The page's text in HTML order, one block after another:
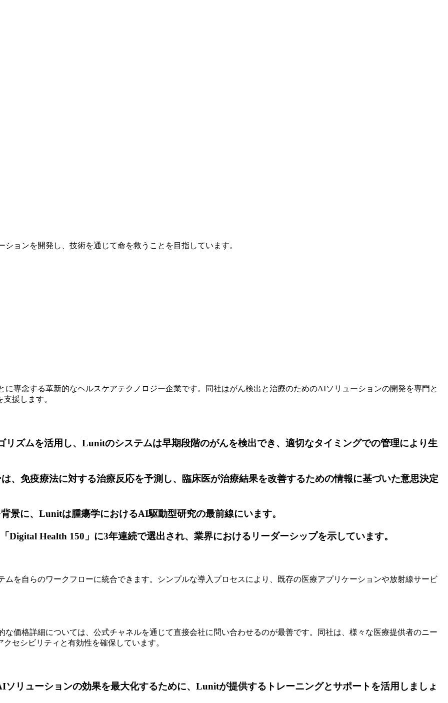
ョンを開発し、技術を通じて命を救うことを目指しています。
専念する革新的なヘルスケアテクノロジー企業です。同社はがん検出と治療のためのAIソリューションの開発を専門と
援します。
ズムを活用し、Lunitのシステムは早期段階のがんを検出でき、適切なタイミングでの管理により生
、免疫療法に対する治療反応を予測し、臨床医が治療結果を改善するための情報に基づいた意思決定
景に、Lunitは腫瘍学におけるAI駆動型研究の最前線にいます。
Health 150」に3年連続で選出され、業界におけるリーダーシップを示しています。
を自らのワークフローに統合できます。シンプルな導入プロセスにより、既存の医療アプリケーションや放射線サービ
価格詳細については、公式チャネルを通じて直接会社に問い合わせるのが最善です。同社は、様々な医療提供者のニー
セシビリティと有効性を確保しています。
リューションの効果を最大化するために、Lunitが提供するトレーニングとサポートを活用しましょ